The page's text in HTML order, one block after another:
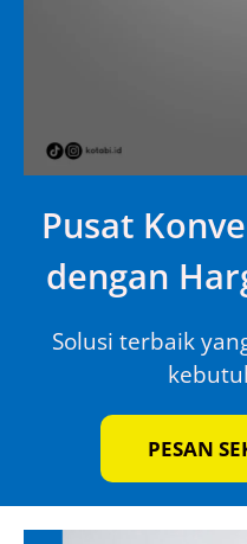
Pusat
dengan
Solusi terbaik
PESAN